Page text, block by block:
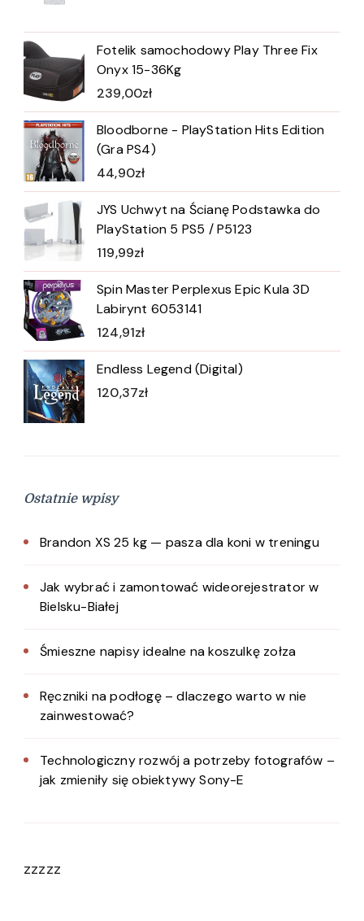
Fotelik samochodowy Play Three Fix
Onyx 15-36Kg
239,00zł
Bloodborne - PlayStation Hits Edition
(Gra PS4)
44,90zł
JYS Uchwyt na Ścianę Podstawka do
PlayStation 5 PS5 / P5123
119,99zł
Spin Master Perplexus Epic Kula 3D
Labirynt 6053141
124,91zł
Endless Legend (Digital)
120,37zł
Ostatnie wpisy
Brandon XS 25 kg — pasza dla koni w treningu
Jak wybrać i zamontować wideorejestrator w
Bielsku-Białej
Śmieszne napisy idealne na koszulkę zołza
Ręczniki na podłogę – dlaczego warto w nie
zainwestować?
Technologiczny rozwój a potrzeby fotografów –
jak zmieniły się obiektywy Sony-E
zzzzz